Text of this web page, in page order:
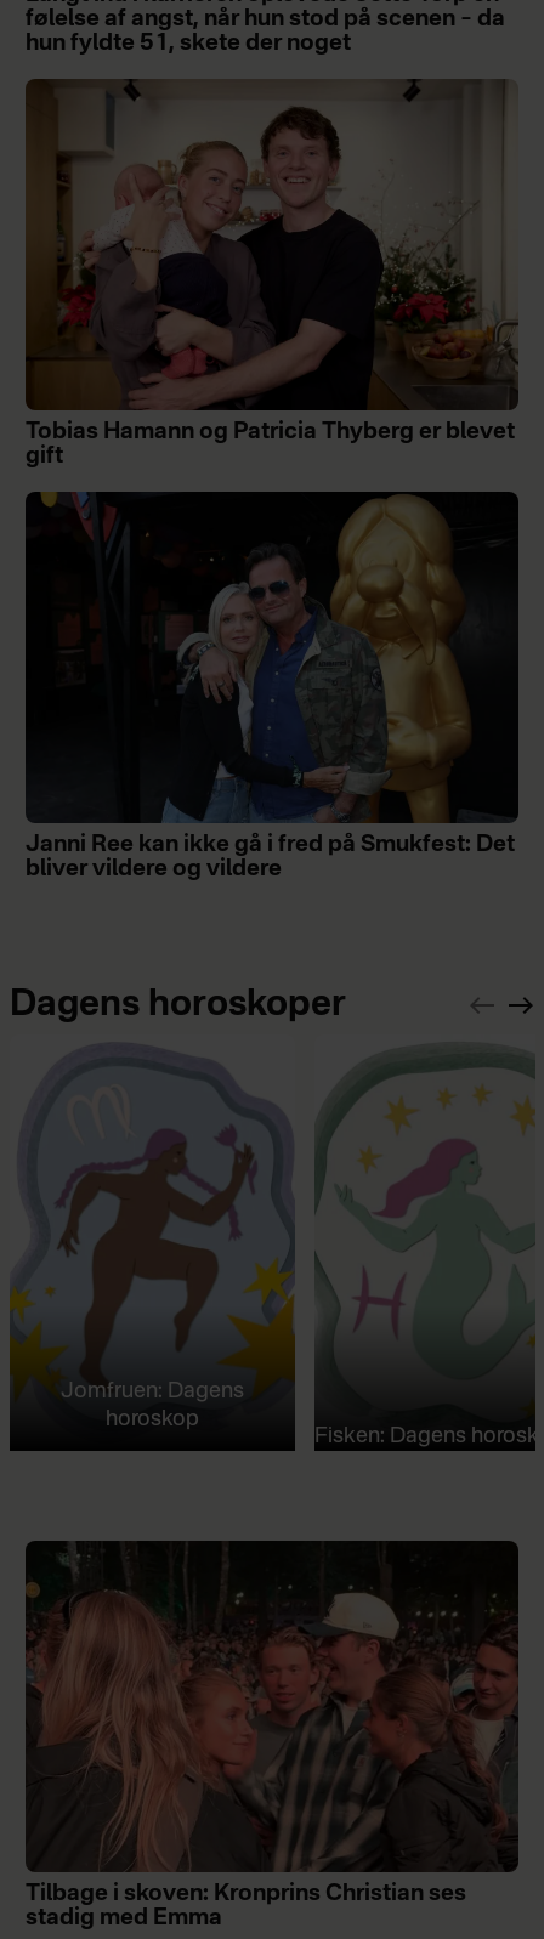
følelse af angst, når hun stod på scenen – da
hun fyldte 51, skete der noget
Tobias Hamann og Patricia Thyberg er blevet
gift
Janni Ree kan ikke gå i fred på Smukfest: Det
bliver vildere og vildere
Dagens horoskoper
Jomfruen: Dagens
horoskop
Fisken: Dagens
Tilbage i skoven: Kronprins Christian ses
stadig med Emma